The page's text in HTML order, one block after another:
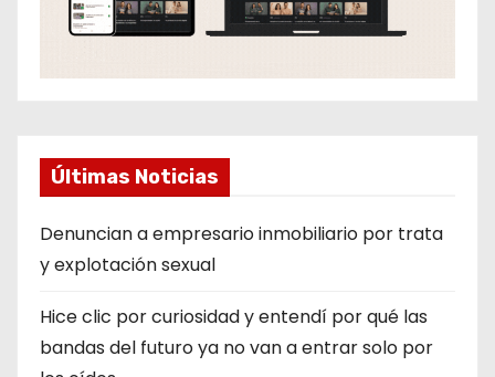
Últimas Noticias
Denuncian a empresario inmobiliario por trata
y explotación sexual
Hice clic por curiosidad y entendí por qué las
bandas del futuro ya no van a entrar solo por